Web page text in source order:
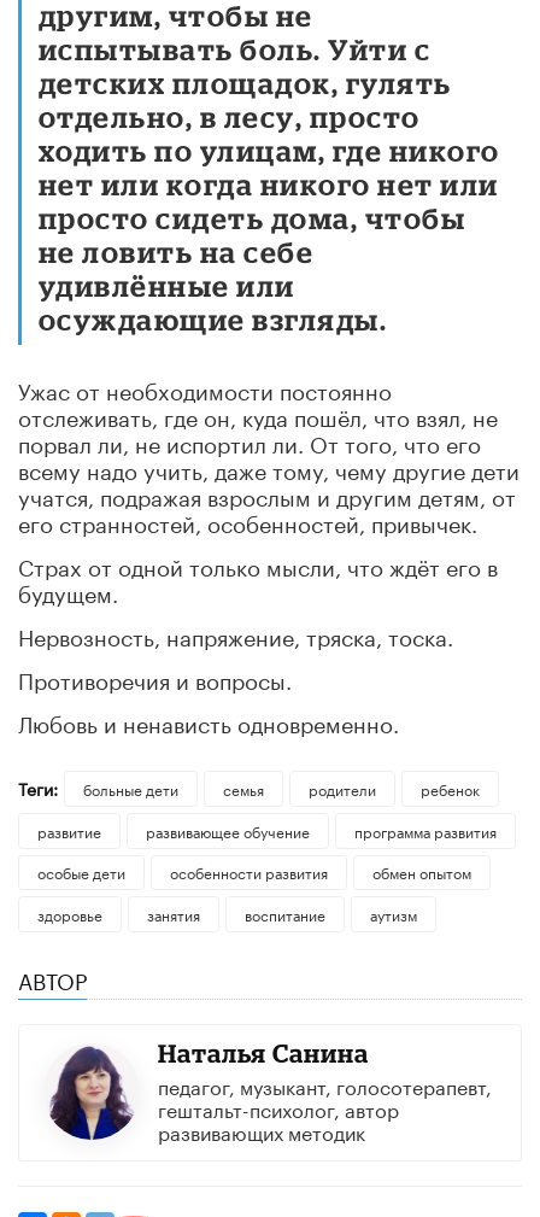
другим, чтобы не
испытывать боль. Уйти с
детских площадок, гулять
отдельно, в лесу, просто
ходить по улицам, где никого
нет или когда никого нет или
просто сидеть дома, чтобы
не ловить на себе
удивлённые или
осуждающие взгляды.
Ужас от необходимости постоянно
отслеживать, где он, куда пошёл, что взял, не
порвал ли, не испортил ли. От того, что его
всему надо учить, даже тому, чему другие дети
учатся, подражая взрослым и другим детям, от
его странностей, особенностей, привычек.
Страх от одной только мысли, что ждёт его в
будущем.
Нервозность, напряжение, тряска, тоска.
Противоречия и вопросы.
Любовь и ненависть одновременно.
Теги: больные дети семья родители
ребенок
развитие
развивающее обучение
программа развития
особые дети
особенности развития
обмен опытом
здоровье
занятия воспитание аутизм
АВТОР
Наталья Санина
​педагог, музыкант, голосотерапевт,
гештальт-психолог, автор
развивающих методик​